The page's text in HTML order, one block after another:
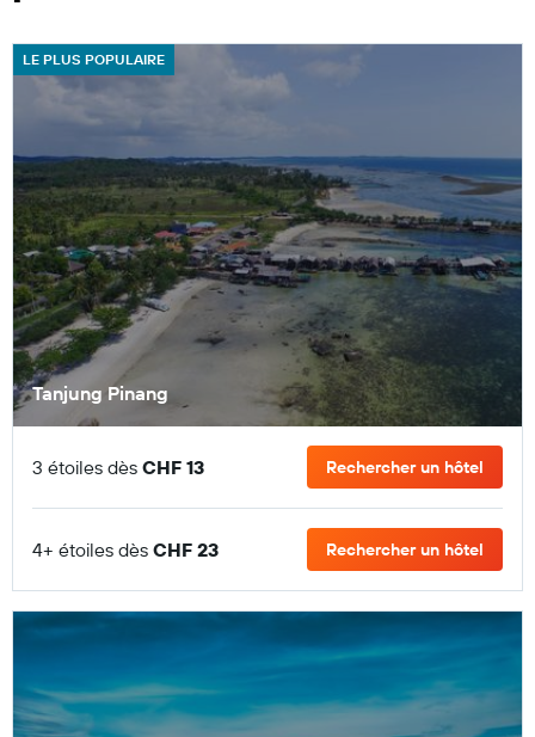
LE PLUS POPULAIRE
Tanjung Pinang
3 étoiles dès CHF 13 Rechercher un hôtel
4+ étoiles dès CHF 23 Rechercher un hôtel